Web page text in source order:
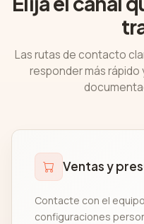
Las rutas de contacto
responder más
Ventas y
Contacte con el
configuraciones